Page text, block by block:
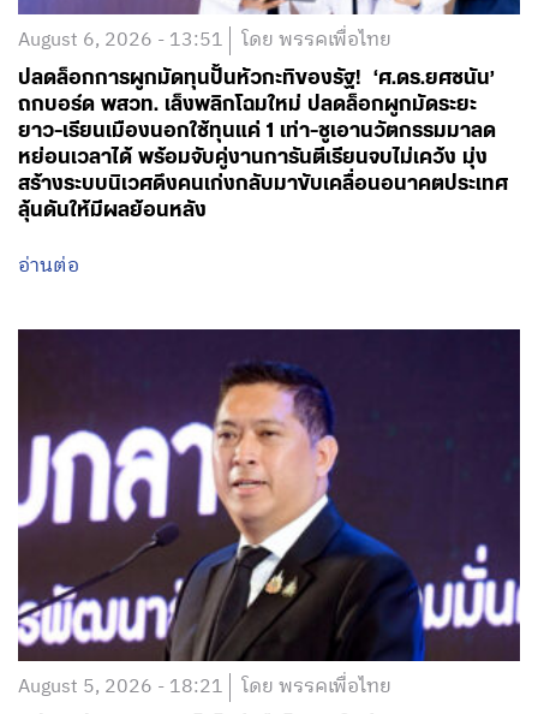
August 6, 2026 - 13:51 โดย พรรคเพื่อไทย
ปลดล็อกการผูกมัดทุนปั้นหัวกะทิของรัฐ! ‘ศ.ดร.ยศชนัน’
ถกบอร์ด พสวท. เล็งพลิกโฉมใหม่ ปลดล็อกผูกมัดระยะ
ยาว-เรียนเมืองนอกใช้ทุนแค่ 1 เท่า-ชูเอานวัตกรรมมาลด
หย่อนเวลาได้ พร้อมจับคู่งานการันตีเรียนจบไม่เคว้ง มุ่ง
สร้างระบบนิเวศดึงคนเก่งกลับมาขับเคลื่อนอนาคตประเทศ
ลุ้นดันให้มีผลย้อนหลัง
อ่านต่อ
August 5, 2026 - 18:21 โดย พรรคเพื่อไทย